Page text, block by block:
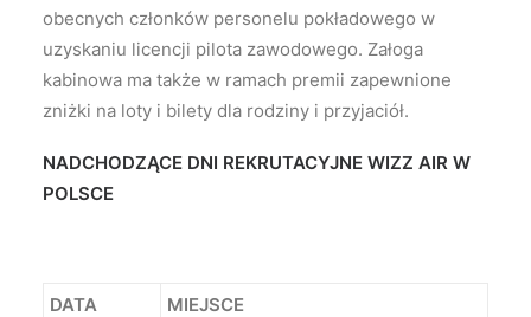
obecnych członków personelu pokładowego w
uzyskaniu licencji pilota zawodowego. Załoga
kabinowa ma także w ramach premii zapewnione
zniżki na loty i bilety dla rodziny i przyjaciół.
NADCHODZĄCE DNI REKRUTACYJNE WIZZ AIR W
POLSCE
DATA MIEJSCE